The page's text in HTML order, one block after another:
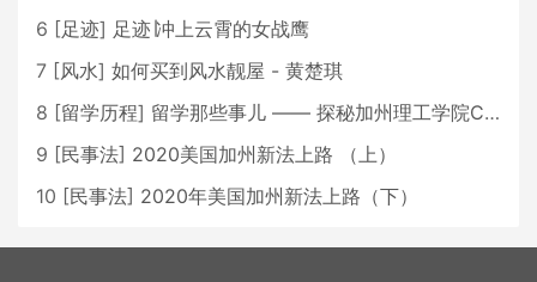
6 [足迹] 足迹∣冲上云霄的女战鹰
7 [风水] 如何买到风水靓屋 - 黄楚琪
8 [留学历程] 留学那些事儿 —— 探秘加州理工学院Caltech博士生活 [上集]
9 [民事法] 2020美国加州新法上路 （上）
10 [民事法] 2020年美国加州新法上路（下）